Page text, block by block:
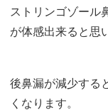
ストリンゴゾール
が体感出来ると思
後鼻漏が減少する
くなります。